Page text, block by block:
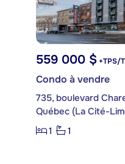
559 000 $ +TPS/
Condo à vendre
735, boulevard
Québec (La Cité-
1
1